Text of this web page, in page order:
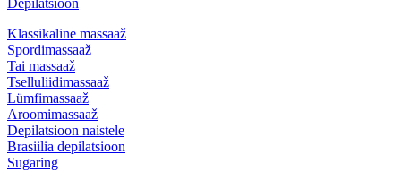
Klassikaline massaaž
Spordimassaaž
Tai massaaž
Tselluliidimassaaž
Lümfimassaaž
Aroomimassaaž
Depilatsioon naistele
Brasiilia depilatsioon
Sugaring